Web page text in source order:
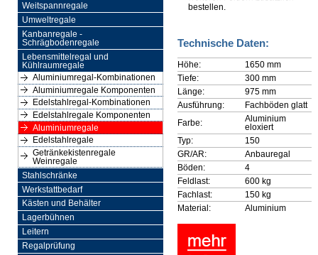
Weitspannregale
Umweltregale
Kanbanregale -
Schrägbodenregale
Lebensmittelregal und
Kühlraumregale
Aluminiumregal-Kombinationen
Aluminiumregale Komponenten
Edelstahlregal-Kombinationen
Edelstahlregale Komponenten
Aluminiumregale
Edelstahlregale
Getränkekistenregale
Weinregale
Stahlschränke
Werkstattbedarf
Kästen und Behälter
Lagerbühnen
Leitern
Regalprüfung
bestellen.
Technische Daten:
Höhe:
1650 mm
Tiefe:
300 mm
Länge:
975 mm
Ausführung:
Fachböden glatt
Farbe:
Aluminium
eloxiert
Typ:
150
GR/AR:
Anbauregal
Böden:
4
Feldlast:
600 kg
Fachlast:
150 kg
Material:
Aluminium